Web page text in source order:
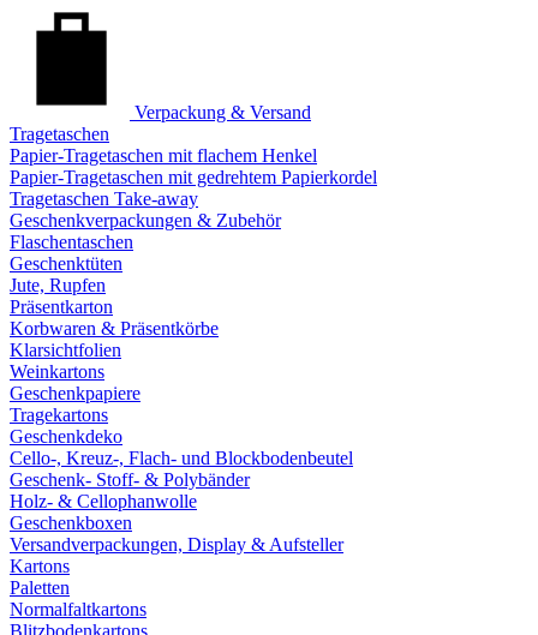
Verpackung & Versand
Tragetaschen
Papier-Tragetaschen mit flachem Henkel
Papier-Tragetaschen mit gedrehtem Papierkordel
Tragetaschen Take-away
Geschenkverpackungen & Zubehör
Flaschentaschen
Geschenktüten
Jute, Rupfen
Präsentkarton
Korbwaren & Präsentkörbe
Klarsichtfolien
Weinkartons
Geschenkpapiere
Tragekartons
Geschenkdeko
Cello-, Kreuz-, Flach- und Blockbodenbeutel
Geschenk- Stoff- & Polybänder
Holz- & Cellophanwolle
Geschenkboxen
Versandverpackungen, Display & Aufsteller
Kartons
Paletten
Normalfaltkartons